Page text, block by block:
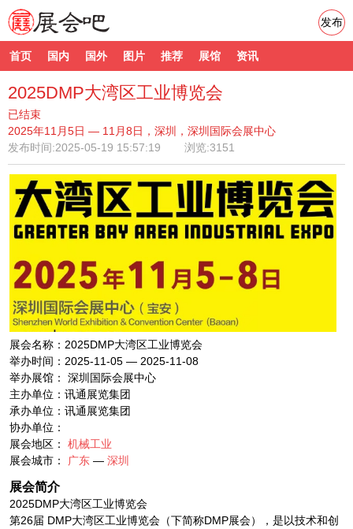
首页 国内 国外 图片 推荐 展馆 资讯
发布
2025DMP大湾区工业博览会
已结束
2025年11月5日 — 11月8日，深圳，深圳国际会展中心
发布时间:2025-05-19 15:57:19 浏览:3151
展会名称：2025DMP大湾区工业博览会
举办时间：2025-11-05 — 2025-11-08
举办展馆： 深圳国际会展中心
主办单位：讯通展览集团
承办单位：讯通展览集团
协办单位：
展会地区： 机械工业
展会城市：
广东 — 深圳
展会简介
2025DMP大湾区工业博览会
第26届 DMP大湾区工业博览会（下简称DMP展会），是以技术和创